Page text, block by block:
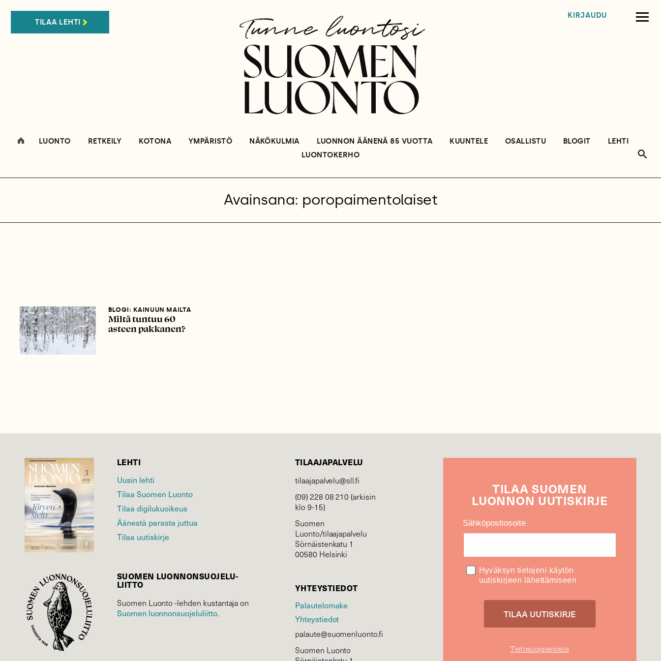
TILAA LEHTI
KIRJAUDU
LUONTO RETKEILY KOTONA YMPÄRISTÖ NÄKÖKULMIA LUONNON ÄÄNENÄ 85 VUOTTA KUUNTELE OSALLISTU BLOGIT
LEHTI
LUONTOKERHO
Avainsana: poropaimentolaiset
BLOGI: KAINUUN MAILTA
Miltä tuntuu 60
asteen pakkanen?
LEHTI
Uusin lehti
Tilaa Suomen Luonto
Tilaa digilukuoikeus
Äänestä parasta juttua
Tilaa uutiskirje
SUOMEN LUONNON­SUOJELU­
LIITTO
Suomen Luonto -lehden kustantaja on
Suomen luonnonsuojelu­liitto.
TILAAJAPALVELU
tilaajapalvelu@sll.fi
(09) 228 08 210 (arkisin
klo 9-15)
Suomen
Luonto/tilaajapalvelu
Sörnäistenkatu 1
00580 Helsinki
YHTEYSTIEDOT
Palautelomake
Yhteystiedot
palaute@suomenluonto.fi
Suomen Luonto
TILAASUOMEN
LUONNON UUTIS­KIRJE
Sähköpostiosoite
Hyväksyn tietojeni käytön
uutiskirjeen lähettämiseen
Tietosuojaseloste